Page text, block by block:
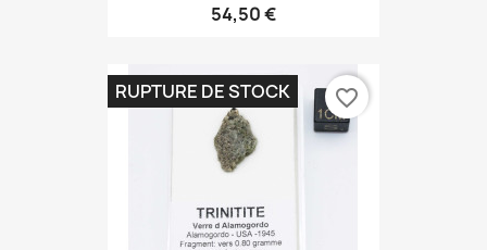
54,50 €
RUPTURE DE STOCK favorite_border